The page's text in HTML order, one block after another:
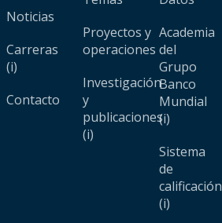
Noticias
Carreras
(i)
Contacto
Proyectos y
operaciones
Investigación
y
publicaciones
(i)
Academia
del
Grupo
Banco
Mundial
(i)
Sistema
de
calificación
(i)